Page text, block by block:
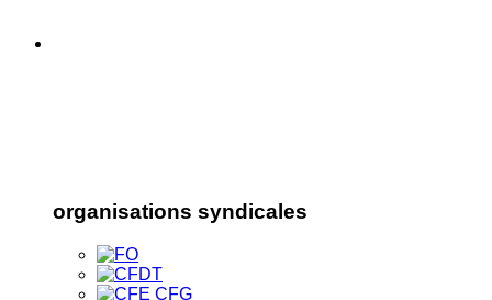
organisations syndicales